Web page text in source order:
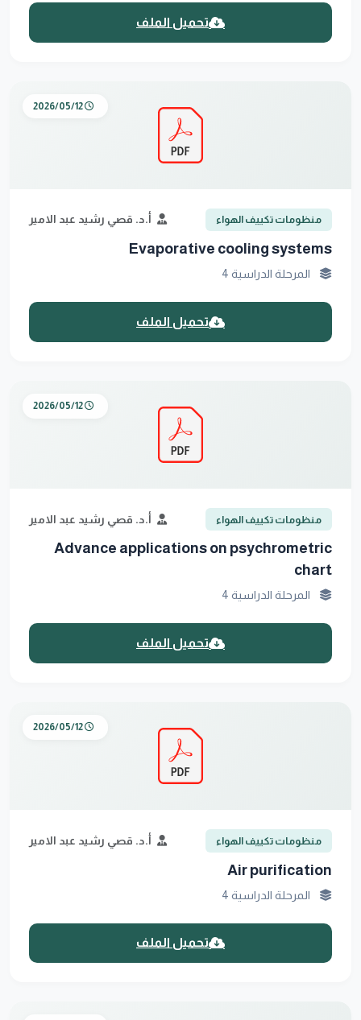
تحميل الملف
2026/05/12
منظومات تكييف الهواء أ.د. قصي رشيد عبد الامير
Evaporative cooling systems
المرحلة الدراسية 4
تحميل الملف
2026/05/12
منظومات تكييف الهواء أ.د. قصي رشيد عبد الامير
Advance applications on psychrometric
chart
المرحلة الدراسية 4
تحميل الملف
2026/05/12
منظومات تكييف الهواء أ.د. قصي رشيد عبد الامير
Air purification
المرحلة الدراسية 4
تحميل الملف